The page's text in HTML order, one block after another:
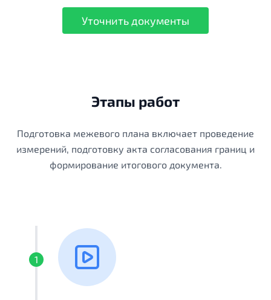
Уточнить документы
Этапы работ
Подготовка межевого плана включает проведение
измерений, подготовку акта согласования границ и
формирование итогового документа.
1